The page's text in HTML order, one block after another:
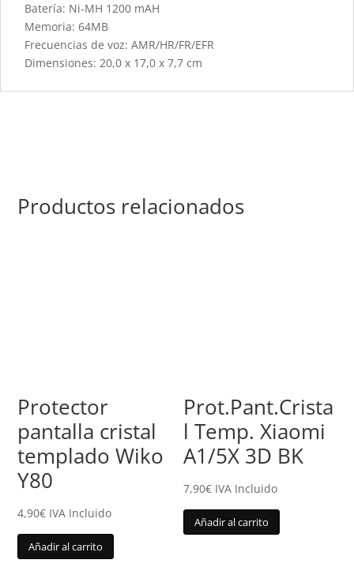
Batería: Ni-MH 1200 mAH
Memoria: 64MB
Frecuencias de voz: AMR/HR/FR/EFR
Dimensiones: 20,0 x 17,0 x 7,7 cm
Productos relacionados
Protector
pantalla cristal
templado Wiko
Y80
4,90€ IVA Incluido
Añadir al carrito
Prot.Pant.Crista
l Temp. Xiaomi
A1/5X 3D BK
7,90€ IVA Incluido
Añadir al carrito